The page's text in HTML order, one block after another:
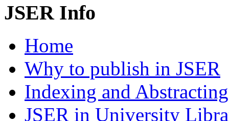
JSER Info
Home
Why to publish in JSER
Indexing and Abstracting
JSER in University